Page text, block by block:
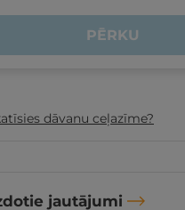
PĒRKU
dāvanu ceļazīme?
jautājumi